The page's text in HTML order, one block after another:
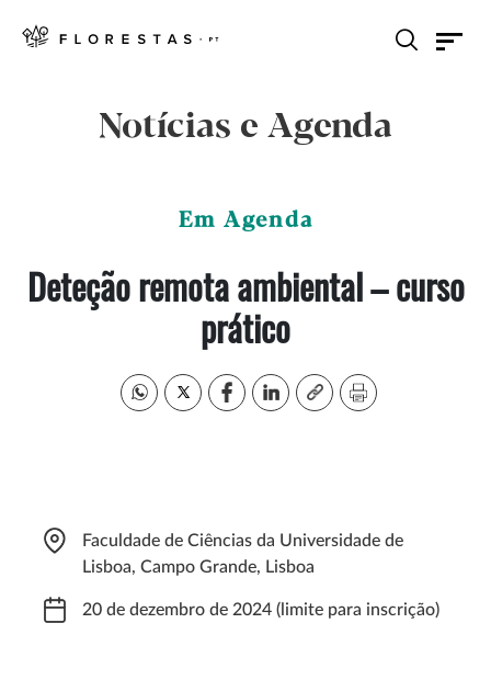
Notícias e Agenda
Em Agenda
Deteção remota ambiental – curso
prático
Faculdade de Ciências da Universidade de
Lisboa, Campo Grande, Lisboa
20 de dezembro de 2024 (limite para inscrição)